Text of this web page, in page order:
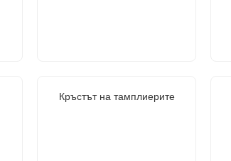
Кръстът на тамплиерите